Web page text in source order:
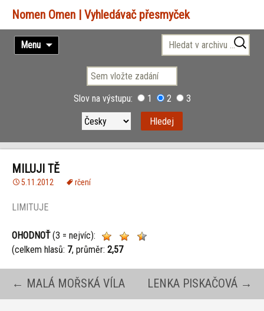
Vyhledávač přesmyček
Menu
Přejít
k
Vyhledávání
Slov na výstupu: 1 2 3
MILUJI TĚ
5.11.2012 rčení
LIMITUJE
OHODNOŤ(3 = nejvíc):
(celkem hlasů: 7, průměr: 2,57
Navigace
← MALÁ MOŘSKÁ VÍLA LENKA PISKAČOVÁ →